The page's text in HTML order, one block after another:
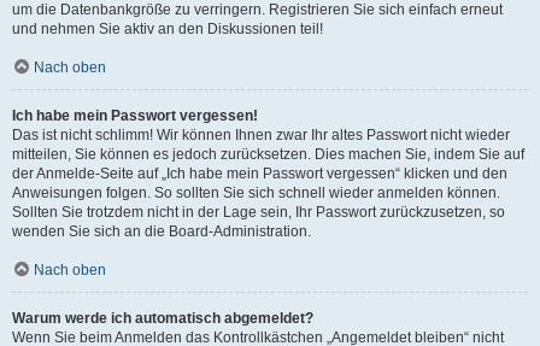
um die Datenbankgröße zu verringern. Registrieren Sie sich einfach erneut
und nehmen Sie aktiv an den Diskussionen teil!
Nach oben
Ich habe mein Passwort vergessen!
Das ist nicht schlimm! Wir können Ihnen zwar Ihr altes Passwort nicht wieder
mitteilen, Sie können es jedoch zurücksetzen. Dies machen Sie, indem Sie auf
der Anmelde-Seite auf „Ich habe mein Passwort vergessen“ klicken und den
Anweisungen folgen. So sollten Sie sich schnell wieder anmelden können.
Sollten Sie trotzdem nicht in der Lage sein, Ihr Passwort zurückzusetzen, so
wenden Sie sich an die Board-Administration.
Nach oben
Warum werde ich automatisch abgemeldet?
Wenn Sie beim Anmelden das Kontrollkästchen „Angemeldet bleiben“ nicht